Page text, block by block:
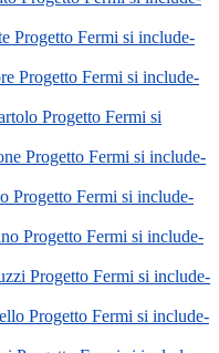
Progetto Fermi si include-
Progetto Fermi si include-
Progetto Fermi si
Progetto Fermi si include-
Progetto Fermi si include-
Progetto Fermi si include-
Progetto Fermi si include-
Progetto Fermi si include-